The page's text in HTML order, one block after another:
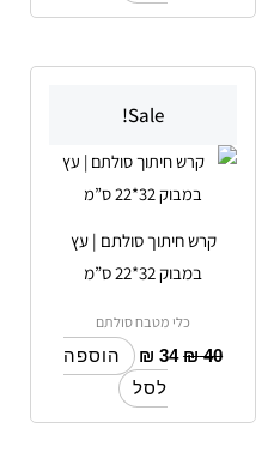
Sale!
קרש חיתוך סולתם | עץ
במבוק 32*22 ס”מ
כלי מטבח סולתם
₪40
₪ 34
הוספה
לסל